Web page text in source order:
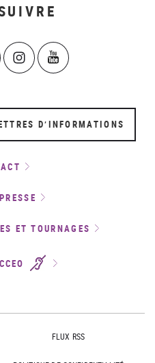
D’INFORMATIONS
ET TOURNAGES
FLUX RSS